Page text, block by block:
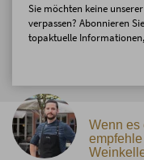
Sie möchten keine
verpassen? Abonnieren
topaktuelle
Wenn es